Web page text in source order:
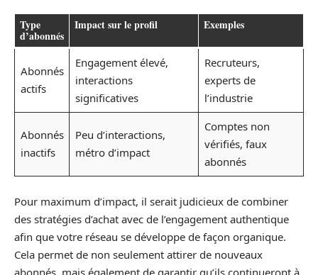
Type
d’abonnés
Impact sur le profil Exemples
Abonnés
actifs
Engagement élevé,
interactions
significatives
Recruteurs,
experts de
l’industrie
Abonnés
inactifs
Peu d’interactions,
métro d’impact
Comptes non
vérifiés, faux
abonnés
Pour maximum d’impact, il serait judicieux de combiner
des stratégies d’achat avec de l’engagement authentique
afin que votre réseau se développe de façon organique.
Cela permet de non seulement attirer de nouveaux
abonnés, mais également de garantir qu’ils continueront à